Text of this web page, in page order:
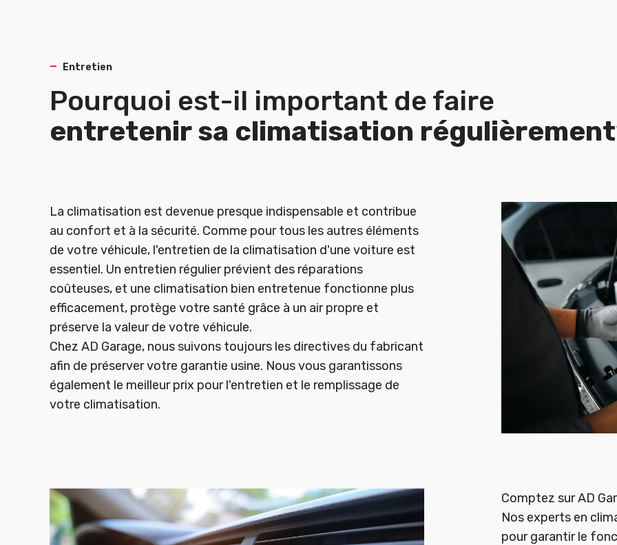
Entretien
Pourquoi est-il important de faire
entretenir sa climatisation
La climatisation est devenue presque indispensable et contribue
au confort et à la sécurité. Comme pour tous les autres éléments
de votre véhicule, l'entretien de la climatisation d'une voiture est
essentiel. Un entretien régulier prévient des réparations
coûteuses, et une climatisation bien entretenue fonctionne plus
efficacement, protège votre santé grâce à un air propre et
préserve la valeur de votre véhicule.
Chez AD Garage, nous suivons toujours les directives du fabricant
afin de préserver votre garantie usine. Nous vous garantissons
également le meilleur prix pour l'entretien et le remplissage de
votre climatisation.
Comptez sur AD
Nos experts en
pour garantir le